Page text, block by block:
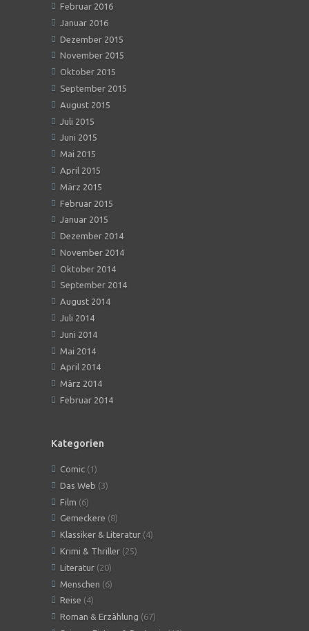
Februar 2016
Januar 2016
Dezember 2015
November 2015
Oktober 2015
September 2015
August 2015
Juli 2015
Juni 2015
Mai 2015
April 2015
März 2015
Februar 2015
Januar 2015
Dezember 2014
November 2014
Oktober 2014
September 2014
August 2014
Juli 2014
Juni 2014
Mai 2014
April 2014
März 2014
Februar 2014
Kategorien
Comic (1)
Das Web (3)
Film (6)
Gemeckere (8)
Klassiker & Literatur (4)
Krimi & Thriller (25)
Literatur (20)
Menschen (6)
Reise (4)
Roman & Erzählung (67)